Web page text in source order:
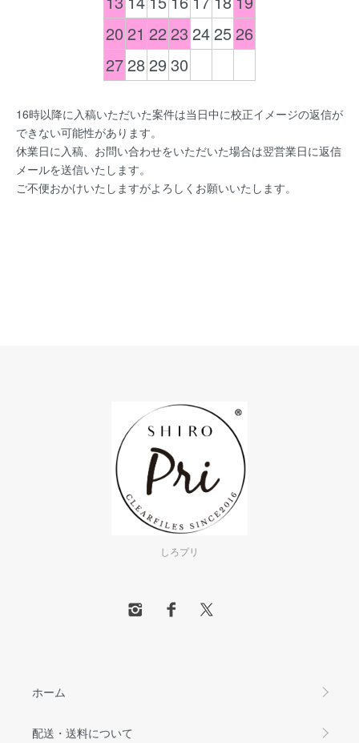
20 21 22 23 24 25 26
27 28 2930
16時以降に入稿いただいた案件は当日中に校正イメージの返信が
できない可能性があります。
休業日に入稿、お問い合わせをいただいた場合は翌営業日に返信
メールを送信いたします。
ご不便おかけいたしますがよろしくお願いいたします。
しろプリ
ホーム
配送・送料について